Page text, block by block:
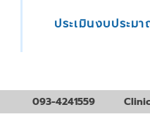
ประเมินงบประม
093-4241559